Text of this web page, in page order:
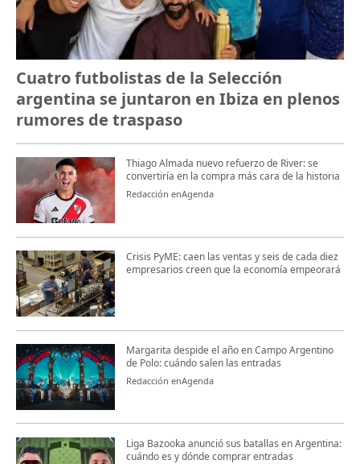
Cuatro futbolistas de la Selección
argentina se juntaron en Ibiza en plenos
rumores de traspaso
Thiago Almada nuevo refuerzo de River: se
convertiría en la compra más cara de la historia
Redacción enAgenda
Crisis PyME: caen las ventas y seis de cada diez
empresarios creen que la economía empeorará
Margarita despide el año en Campo Argentino
de Polo: cuándo salen las entradas
Redacción enAgenda
Liga Bazooka anunció sus batallas en Argentina:
cuándo es y dónde comprar entradas